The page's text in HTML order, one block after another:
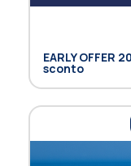
EARLY OFFER
sconto